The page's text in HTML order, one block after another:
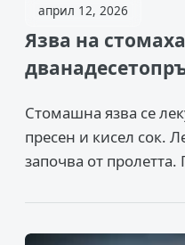
април 12, 2026
Язва на
Стомашна язва се
пресен и кисел сок.
започва от пролетта.